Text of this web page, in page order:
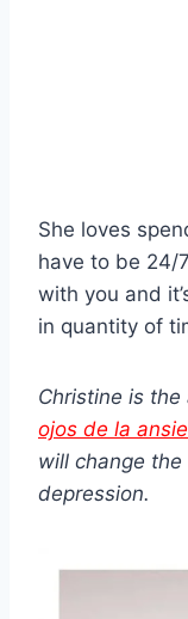
She loves
have to be 24/
with you and
in quantity of
Christine is the
ojos de la
will change
depression.